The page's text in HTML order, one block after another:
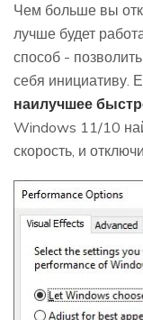
Чем больше вы
лучше будет
способ -
себя инициативу.
наилучшее
Windows 11/10
скорость, и